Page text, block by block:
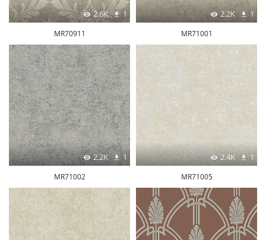
2.6K 1
MR70911
2.2K 1
MR71001
2.2K 1
MR71002
2.4K 1
MR71005